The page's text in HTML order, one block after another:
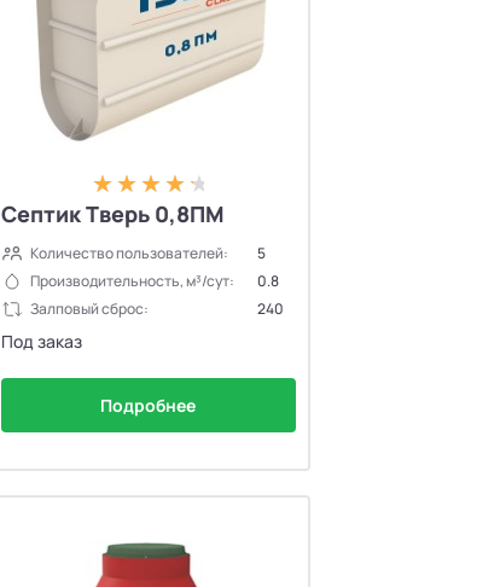
Септик Тверь 0,8ПМ
Количество пользователей:
5
Производительность, м³/сут:
0.8
Залповый сброс:
240
Под заказ
Подробнее